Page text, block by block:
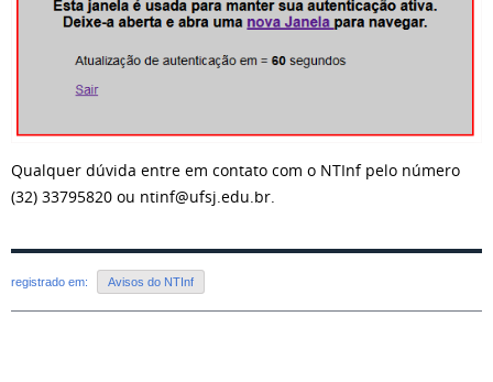
Qualquer dúvida entre em contato com o NTInf pelo número
(32) 33795820 ou ntinf@ufsj.edu.br.
registrado em: Avisos do NTInf